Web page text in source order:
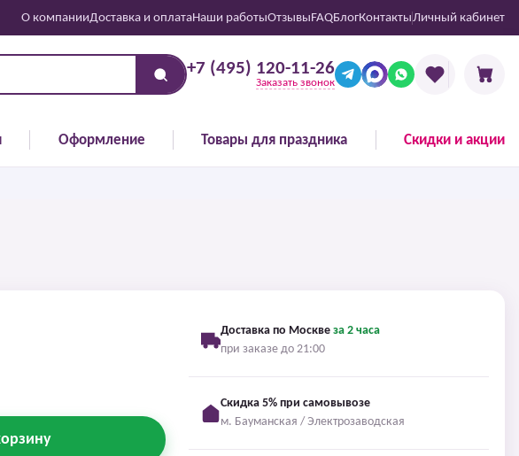
О компанииДоставка и оплатаНаши работыОтзывыFAQБлогКонтактыЛичный кабинет
+7 (495) 120-11-26
Заказать звонок
Оформление Товары для праздника Скидки и акции
Доставка по Москве за 2 часа
при заказе до 21:00
Скидка 5% при самовывозе
м. Бауманская / Электрозаводская